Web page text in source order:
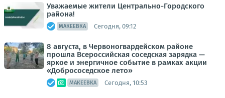
Уважаемые жители Центрально-Городского
района!
МАКЕЕВКА Сегодня, 09:12
8 августа, в Червоногвардейском районе
прошла Всероссийская соседская зарядка —
яркое и энергичное событие в рамках акции
«Добрососедское лето»
МАКЕЕВКА Сегодня, 10:53